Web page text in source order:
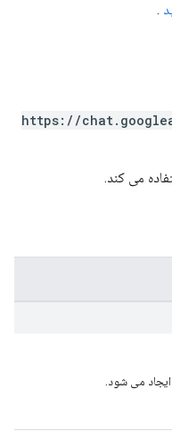
.
https://
می کند.
می شود.